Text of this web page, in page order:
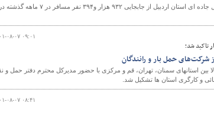
رئیس اداره حمل ونقل مسافر راهداری و حمل ونقل جاده ای استان اردبیل از جابجایی ۹۳۲ هزار و۳۹۴ نفر مسافر در ۷ ماهه گذشته در
۱۴۰۱-۰۸-۰۷
تاکید شد؛
حمل بار و رانندگان
استانهای سمنان، تهران، قم و مرکزی با حضور مدیرکل محترم دفتر حمل و
و کارگری استان ها تشکیل شد.
۱۴۰۱-۰۸-۰۷